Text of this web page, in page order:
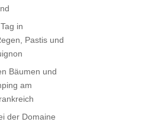
in
Pastis und
Bäumen und
am
der Domaine